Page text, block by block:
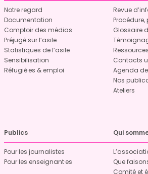
Notre regard
Documentation
Comptoir des médias
Préjugé sur l’asile
Statistiques de l’asile
Sensibilisation
Réfugié·es & emploi
Revue
Procédure,
Glossaire
Contacts
Agenda de
Nos
Ateliers
Publics
Pour les journalistes
Pour les enseignant·es
Qui
Que
Comité et